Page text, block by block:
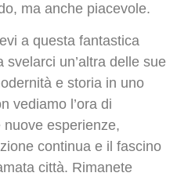
ma anche piacevole.
a questa fantastica
un’altra delle sue
e storia in uno
vediamo l’ora di
esperienze,
continua e il fascino
città. Rimanete